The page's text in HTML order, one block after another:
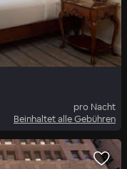
pro Nacht
Beinhaltet alle Gebühren